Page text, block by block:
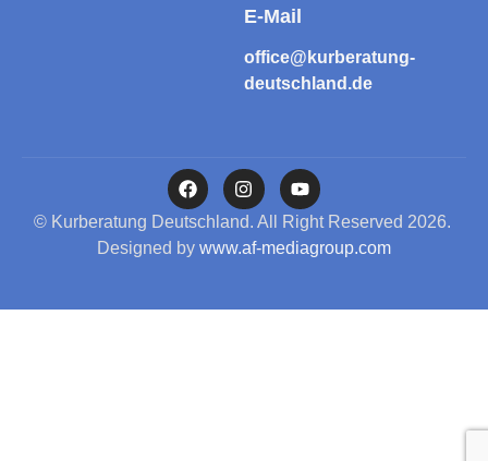
E-Mail
office@kurberatung-
deutschland.de
© Kurberatung Deutschland. All Right Reserved 2026.
Designed by www.af-mediagroup.com